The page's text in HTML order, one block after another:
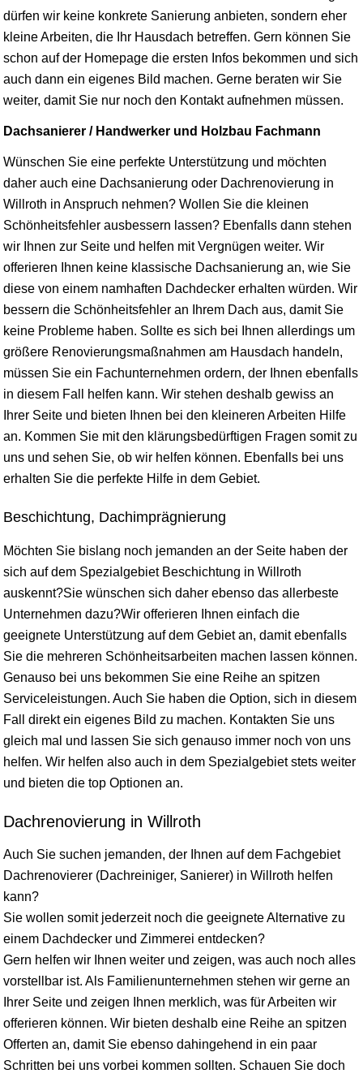
dürfen wir keine konkrete Sanierung anbieten, sondern eher
kleine Arbeiten, die Ihr Hausdach betreffen. Gern können Sie
schon auf der Homepage die ersten Infos bekommen und sich
auch dann ein eigenes Bild machen. Gerne beraten wir Sie
weiter, damit Sie nur noch den Kontakt aufnehmen müssen.
Dachsanierer / Handwerker und Holzbau Fachmann
Wünschen Sie eine perfekte Unterstützung und möchten
daher auch eine Dachsanierung oder Dachrenovierung in
Willroth in Anspruch nehmen? Wollen Sie die kleinen
Schönheitsfehler ausbessern lassen? Ebenfalls dann stehen
wir Ihnen zur Seite und helfen mit Vergnügen weiter. Wir
offerieren Ihnen keine klassische Dachsanierung an, wie Sie
diese von einem namhaften Dachdecker erhalten würden. Wir
bessern die Schönheitsfehler an Ihrem Dach aus, damit Sie
keine Probleme haben. Sollte es sich bei Ihnen allerdings um
größere Renovierungsmaßnahmen am Hausdach handeln,
müssen Sie ein Fachunternehmen ordern, der Ihnen ebenfalls
in diesem Fall helfen kann. Wir stehen deshalb gewiss an
Ihrer Seite und bieten Ihnen bei den kleineren Arbeiten Hilfe
an. Kommen Sie mit den klärungsbedürftigen Fragen somit zu
uns und sehen Sie, ob wir helfen können. Ebenfalls bei uns
erhalten Sie die perfekte Hilfe in dem Gebiet.
Beschichtung, Dachimprägnierung
Möchten Sie bislang noch jemanden an der Seite haben der
sich auf dem Spezialgebiet Beschichtung in Willroth
auskennt?Sie wünschen sich daher ebenso das allerbeste
Unternehmen dazu?Wir offerieren Ihnen einfach die
geeignete Unterstützung auf dem Gebiet an, damit ebenfalls
Sie die mehreren Schönheitsarbeiten machen lassen können.
Genauso bei uns bekommen Sie eine Reihe an spitzen
Serviceleistungen. Auch Sie haben die Option, sich in diesem
Fall direkt ein eigenes Bild zu machen. Kontakten Sie uns
gleich mal und lassen Sie sich genauso immer noch von uns
helfen. Wir helfen also auch in dem Spezialgebiet stets weiter
und bieten die top Optionen an.
Dachrenovierung in Willroth
Auch Sie suchen jemanden, der Ihnen auf dem Fachgebiet
Dachrenovierer (Dachreiniger, Sanierer) in Willroth helfen
kann?
Sie wollen somit jederzeit noch die geeignete Alternative zu
einem Dachdecker und Zimmerei entdecken?
Gern helfen wir Ihnen weiter und zeigen, was auch noch alles
vorstellbar ist. Als Familienunternehmen stehen wir gerne an
Ihrer Seite und zeigen Ihnen merklich, was für Arbeiten wir
offerieren können. Wir bieten deshalb eine Reihe an spitzen
Offerten an, damit Sie ebenso dahingehend in ein paar
Schritten bei uns vorbei kommen sollten. Schauen Sie doch